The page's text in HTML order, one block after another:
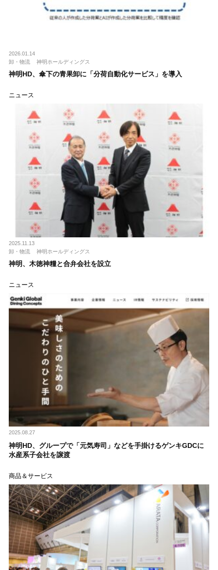
2026.01.14
卸・物流
神明ホールディングス
神明HD、傘下の青果卸に「分荷自動化サービス」を導入
ニュース
2025.11.13
卸・物流
神明ホールディングス
神明、木徳神糧と合弁会社を設立
ニュース
2025.08.27
神明HD、グループで「元気寿司」などを手掛けるゲンキGDCに
水産系子会社を譲渡
商品＆サービス